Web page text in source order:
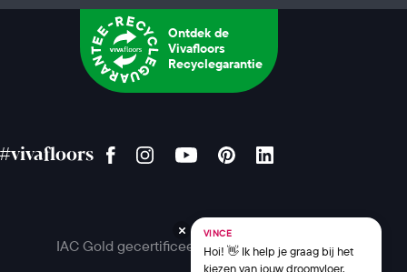
Ontdek de
Vivafloors
Recyclegarantie
#vivafloors
IAC Gold gecertificeerd
VINCE
Hoi! 👋 Ik help je graag bij het
kiezen van jouw droomvloer.